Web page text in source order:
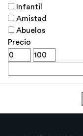
Infantil
Amistad
Abuelos
Precio